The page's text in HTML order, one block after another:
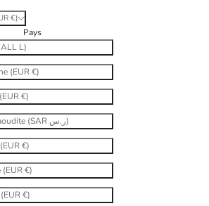
€)
Pays
L)
(EUR €)
€)
Arabie saoudite (SAR ر.س)
€)
€)
€)